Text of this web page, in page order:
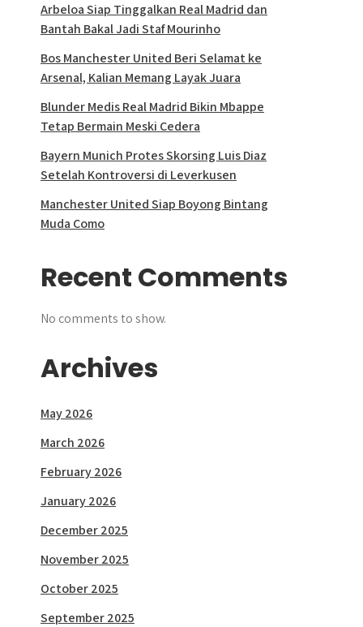
Arbeloa Siap Tinggalkan Real Madrid dan
Bantah Bakal Jadi Staf Mourinho
Bos Manchester United Beri Selamat ke
Arsenal, Kalian Memang Layak Juara
Blunder Medis Real Madrid Bikin Mbappe
Tetap Bermain Meski Cedera
Bayern Munich Protes Skorsing Luis Diaz
Setelah Kontroversi di Leverkusen
Manchester United Siap Boyong Bintang
Muda Como
Recent Comments
No comments to show.
Archives
May 2026
March 2026
February 2026
January 2026
December 2025
November 2025
October 2025
September 2025